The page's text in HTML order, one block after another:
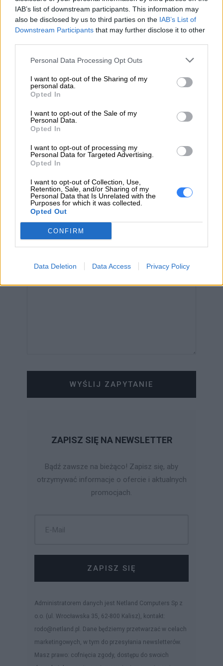
IAB’s list of downstream participants. This information may
also be disclosed by us to third parties on the IAB’s List of
Downstream Participants that may further disclose it to other
Personal Data Processing Opt Outs
I want to opt-out of the Sharing of my
personal data.
Opted In
I want to opt-out of the Sale of my
Personal Data.
Opted In
I want to opt-out of processing my
Personal Data for Targeted Advertising.
Opted In
I want to opt-out of Collection, Use,
Retention, Sale, and/or Sharing of my
Personal Data that Is Unrelated with the
Purposes for which it was collected.
Opted Out
CONFIRM
Data Deletion Data Access Privacy Policy
https://lenovo.com
Pomoc
techniczna
ZAPYTAJ O PRODUKT
L17C4PB0 5B10W67428"
EMAIL
WIADOMOŚĆ
WYŚLIJ ZAPYTANIE
ZAPISZ SIĘ NA NEWSLETTER
Bądź zawsze na bieżąco! Zapisz się, aby
otrzymywać informacje o ofercie i aktualnych
promocjach.
ZAPISZ SIĘ
Administratorem danych jest Netland Computers Sp z
o.o. (ul. Wrocławska 35, 62-800 Kalisz), kontakt:
rodo@netland.pl. Dane będziemy przetwarzać w celach
marketingowych, w tym do przesyłania newsletterów.
Masz prawo: cofnięcia zgody, dostępu do swoich